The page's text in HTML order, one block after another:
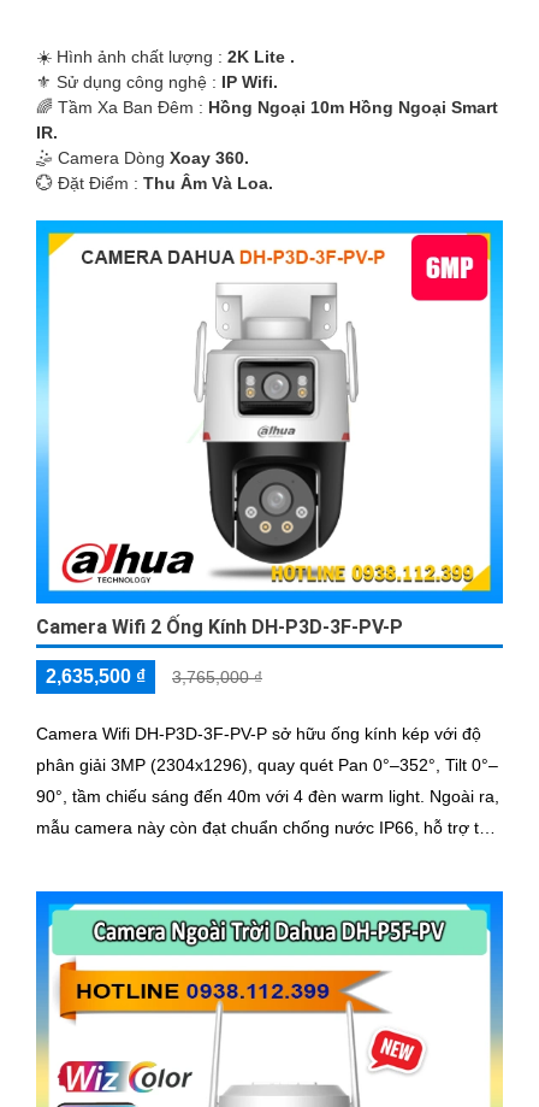
☀️ Hình ảnh chất lượng : 2K Lite .
⚜️ Sử dụng công nghệ : IP Wifi.
🌈 Tầm Xa Ban Đêm : Hồng Ngoại 10m Hồng Ngoại Smart
IR.
🤹 Camera Dòng Xoay 360.
️💮 Đặt Điểm : Thu Âm Và Loa.
Camera Wifi 2 Ống Kính DH-P3D-3F-PV-P
2,635,500 ₫ 3,765,000 ₫
Camera Wifi DH-P3D-3F-PV-P sở hữu ống kính kép với độ
phân giải 3MP (2304x1296), quay quét Pan 0°–352°, Tilt 0°–
90°, tầm chiếu sáng đến 40m với 4 đèn warm light. Ngoài ra,
mẫu camera này còn đạt chuẩn chống nước IP66, hỗ trợ thẻ